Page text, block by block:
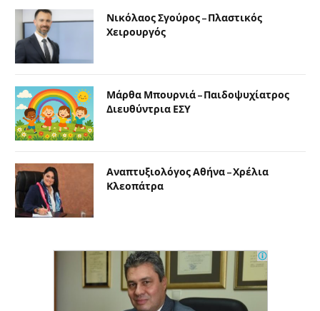
Νικόλαος Σγούρος – Πλαστικός
Χειρουργός
Μάρθα Μπουρνιά – Παιδοψυχίατρος
Διευθύντρια ΕΣΥ
Αναπτυξιολόγος Αθήνα – Χρέλια
Κλεοπάτρα